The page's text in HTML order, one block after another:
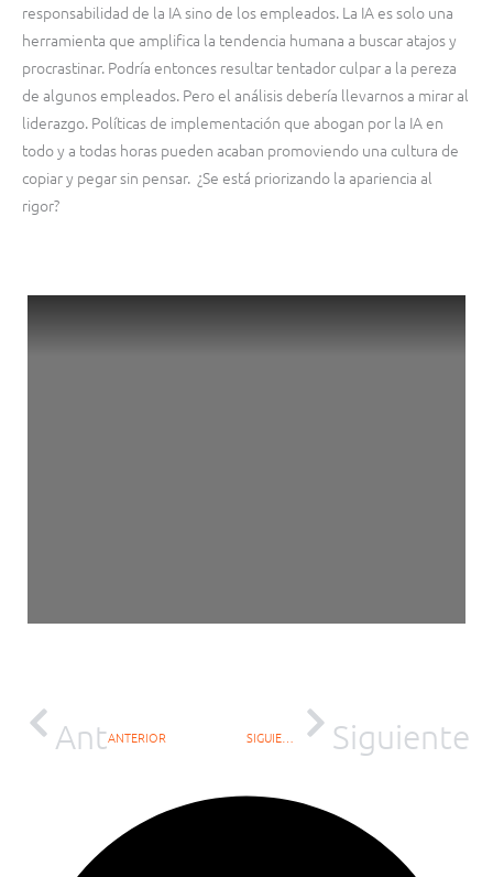
responsabilidad de la IA sino de los empleados. La IA es solo una
herramienta que amplifica la tendencia humana a buscar atajos y
procrastinar. Podría entonces resultar tentador culpar a la pereza
de algunos empleados. Pero el análisis debería llevarnos a mirar al
liderazgo. Políticas de implementación que abogan por la IA en
todo y a todas horas pueden acaban promoviendo una cultura de
copiar y pegar sin pensar. ¿Se está priorizando la apariencia al
rigor?
AntANTERIOR SIGUIENTE Siguiente